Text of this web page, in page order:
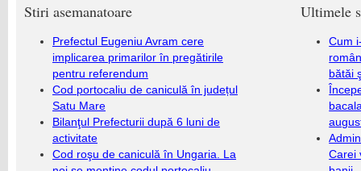
Stiri asemanatoare
Prefectul Eugeniu Avram cere
implicarea primarilor în pregătirile
pentru referendum
Cod portocaliu de caniculă în județul
Satu Mare
Bilanţul Prefecturii după 6 luni de
activitate
Cod roşu de caniculă în Ungaria. La
Ultimele
Cum
bătăi
Carei